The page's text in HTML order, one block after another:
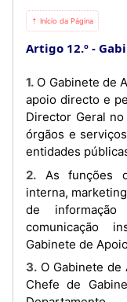
⇡ Início da Página
Artigo 12.º
1. O Gabinete de Apoio ao Director Geral é o órgão de
apoio directo e
Director Geral
órgãos e
entidades
2. As funções de assessoria jurídica, segurança
interna,
de
comunicação
Gabinete de
3. O Gabinete de Apoio ao Director é dirigido por um
Chefe de